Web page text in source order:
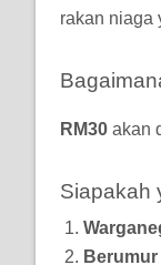
rakan niaga
RM30 akan
Siapakah